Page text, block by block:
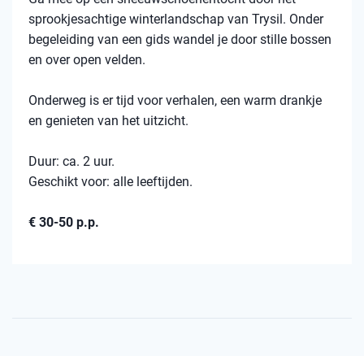
sprookjesachtige winterlandschap van Trysil. Onder
begeleiding van een gids wandel je door stille bossen
en over open velden.
Onderweg is er tijd voor verhalen, een warm drankje
en genieten van het uitzicht.
Duur: ca. 2 uur.
Geschikt voor: alle leeftijden.
€ 30-50 p.p.